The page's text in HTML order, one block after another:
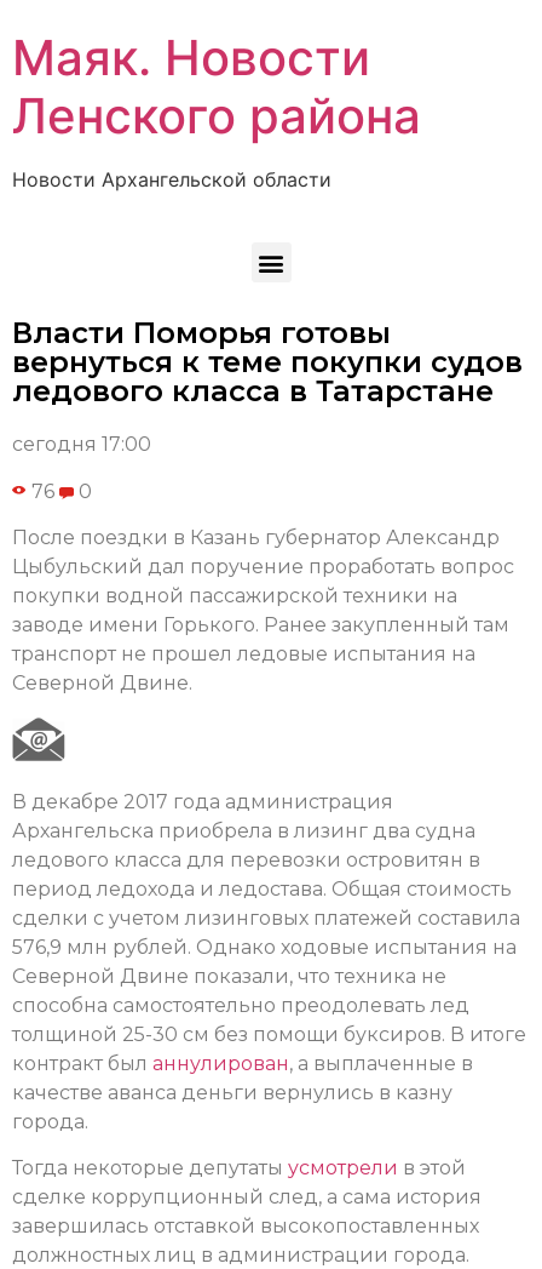
Маяк. Новости
Ленского района
Новости Архангельской области
Власти Поморья готовы
вернуться к теме покупки судов
ледового класса в Татарстане
сегодня 17:00
76 0
После поездки в Казань губернатор Александр
Цыбульский дал поручение проработать вопрос
покупки водной пассажирской техники на
заводе имени Горького. Ранее закупленный там
транспорт не прошел ледовые испытания на
Северной Двине.
В декабре 2017 года администрация
Архангельска приобрела в лизинг два судна
ледового класса для перевозки островитян в
период ледохода и ледостава. Общая стоимость
сделки с учетом лизинговых платежей составила
576,9 млн рублей. Однако ходовые испытания на
Северной Двине показали, что техника не
способна самостоятельно преодолевать лед
толщиной 25-30 см без помощи буксиров. В итоге
контракт был аннулирован, а выплаченные в
качестве аванса деньги вернулись в казну
города.
Тогда некоторые депутаты усмотрели в этой
сделке коррупционный след, а сама история
завершилась отставкой высокопоставленных
должностных лиц в администрации города.